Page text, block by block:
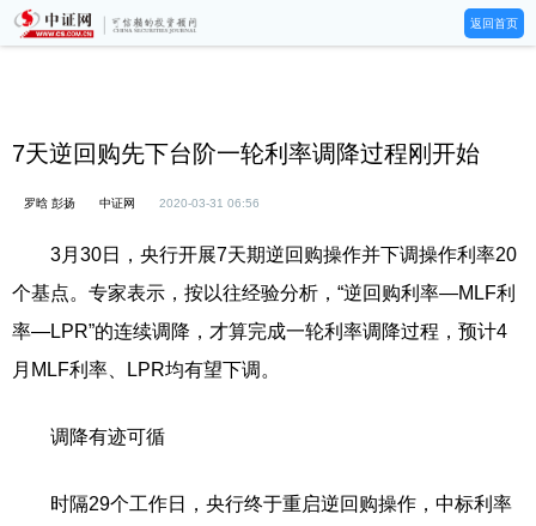
返回首页
7天逆回购先下台阶一轮利率调降过程刚开始
罗晗 彭扬 中证网 2020-03-31 06:56
3月30日，央行开展7天期逆回购操作并下调操作利率20
个基点。专家表示，按以往经验分析，“逆回购利率—MLF利
率—LPR”的连续调降，才算完成一轮利率调降过程，预计4
月MLF利率、LPR均有望下调。
调降有迹可循
时隔29个工作日，央行终于重启逆回购操作，中标利率